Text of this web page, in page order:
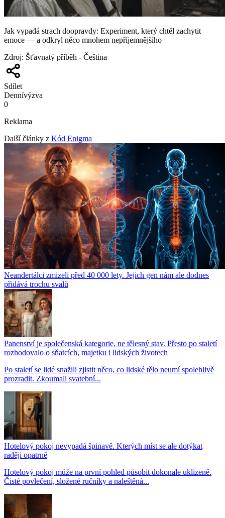
Jak vypadá strach doopravdy: Experiment, který chtěl zachytit
emoce — a odkryl něco mnohem nepříjemnějšího
Zdroj: Šťavnatý příběh - Čeština
Sdílet
Dennívýzva
0
Reklama
Další články z Kód Enigma
Neandertálci zmizeli před 40 000 lety. Jejich gen nám ale dodnes
přidává trochu svalů
Panenství je společenská kategorie, ne tělesný stav. Přesto po staletí
rozhodovalo o sňatcích, majetku i lidských životech
Po staletí se lidé snažili zjistit něco, co lidské tělo neumí spolehlivě
prozradit. Zkoumali svatební...
Hotelový pokoj nevypadá špinavě. Kterých míst se ale dotýkat
raději opatrně
Hotelový pokoj může na první pohled působit dokonale uklizeně.
Čisté povlečení, složené ručníky a naleštěná...